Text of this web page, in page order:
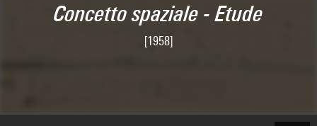
Concetto spaziale - Etude
[1958]